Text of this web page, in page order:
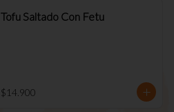
Tofu Saltado Con Fetu
$14.900